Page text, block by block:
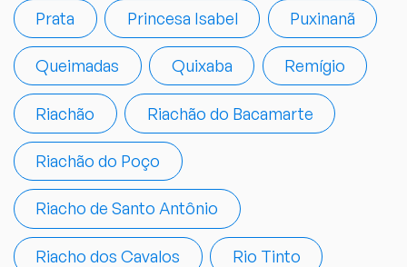
Prata Princesa Isabel Puxinanã
Queimadas Quixaba Remígio
Riachão Riachão do Bacamarte
Riachão do Poço
Riacho de Santo Antônio
Riacho dos Cavalos Rio Tinto